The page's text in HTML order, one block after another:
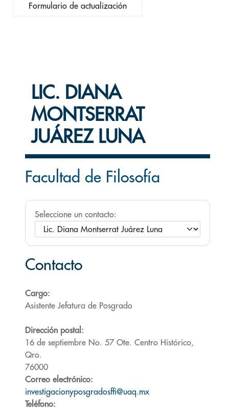
Formulario de actualización
LIC. DIANA
MONTSERRAT
JUÁREZ LUNA
Facultad de Filosofía
Seleccione un contacto:
Contacto
Cargo:
Asistente Jefatura de Posgrado
Dirección postal:
16 de septiembre No. 57 Ote. Centro Histórico,
Qro.
76000
Correo electrónico:
investigacionyposgradosffi@uaq.mx
Teléfono: